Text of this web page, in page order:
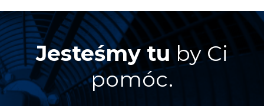
Jesteśmy tu by Ci
pomóc.